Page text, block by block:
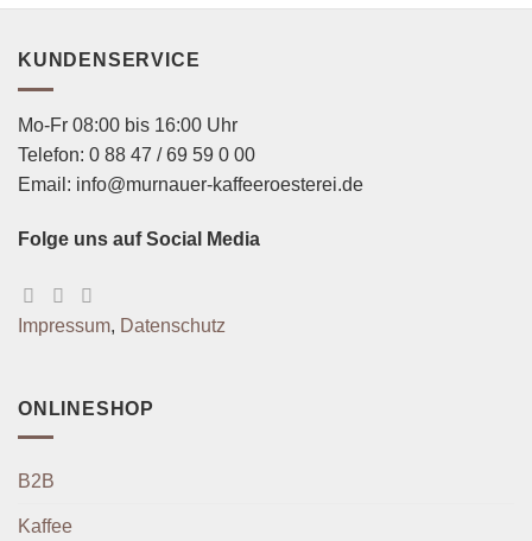
KUNDENSERVICE
Mo-Fr 08:00 bis 16:00 Uhr
Telefon: 0 88 47 / 69 59 0 00
Email: info@murnauer-kaffeeroesterei.de
Folge uns auf Social Media
Impressum Datenschutz
ONLINESHOP
B2B
Kaffee